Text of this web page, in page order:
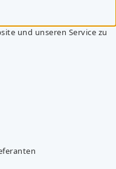
und unseren Service zu